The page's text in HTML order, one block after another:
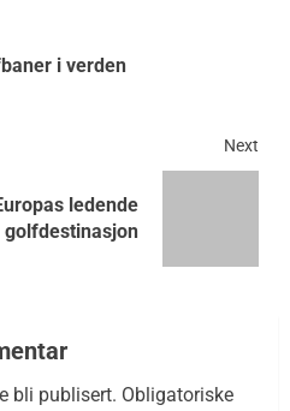
i verden
Next
ledende
golfdestinasjon
bli publisert. Obligatoriske